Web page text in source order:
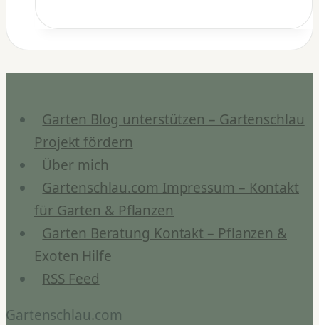
Kumquats?
Garten Blog unterstützen – Gartenschlau
Projekt fördern
Über mich
Gartenschlau.com Impressum – Kontakt
für Garten & Pflanzen
Garten Beratung Kontakt – Pflanzen &
Exoten Hilfe
RSS Feed
Gartenschlau.com